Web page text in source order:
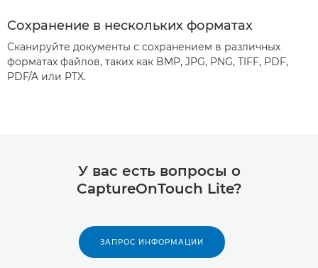
Сохранение в нескольких форматах
Сканируйте документы с сохранением в различных
форматах файлов, таких как BMP, JPG, PNG, TIFF, PDF,
PDF/A или PTX.
У вас есть вопросы о
CaptureOnTouch Lite?
ЗАПРОС ИНФОРМАЦИИ